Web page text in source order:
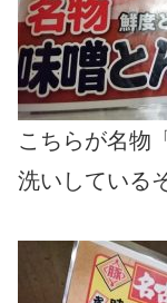
こちらが名物
洗いしている